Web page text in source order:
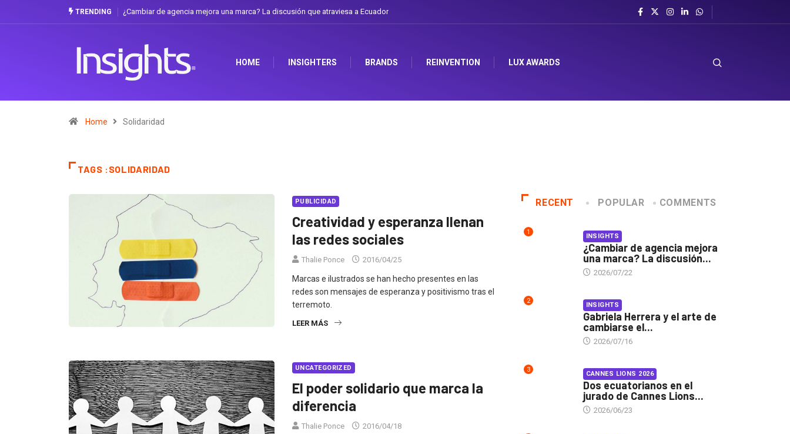
TRENDING ¿Cambiar de agencia mejora una marca? La discusión que atraviesa a Ecuador
HOME INSIGHTERS BRANDS REINVENTION LUX AWARDS
Home Solidaridad
TAGS :SOLIDARIDAD
PUBLICIDAD
Creatividad y esperanza llenan
las redes sociales
Thalie Ponce 2016/04/25
Marcas e ilustrados se han hecho presentes en las
redes son mensajes de esperanza y positivismo tras el
terremoto.
LEER MÁS
UNCATEGORIZED
El poder solidario que marca la
diferencia
Thalie Ponce 2016/04/18
RECENT POPULAR COMMENTS
1 INSIGHTS
¿Cambiar de agencia mejora
una marca? La discusión...
2026/07/22
2 INSIGHTS
Gabriela Herrera y el arte de
cambiarse el...
2026/07/16
3 CANNES LIONS 2026
Dos ecuatorianos en el
jurado de Cannes Lions...
2026/06/23